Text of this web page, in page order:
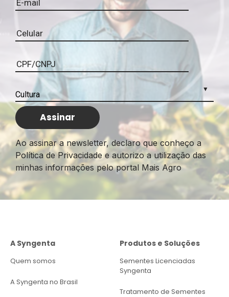
Ao assinar a newsletter, declaro que conheço a
Política de Privacidade e autorizo a utilização das
minhas informações pelo portal Mais Agro
A Syngenta
Quem somos
A Syngenta no Brasil
Produtos e Soluções
Sementes Licenciadas
Syngenta
Tratamento de Sementes